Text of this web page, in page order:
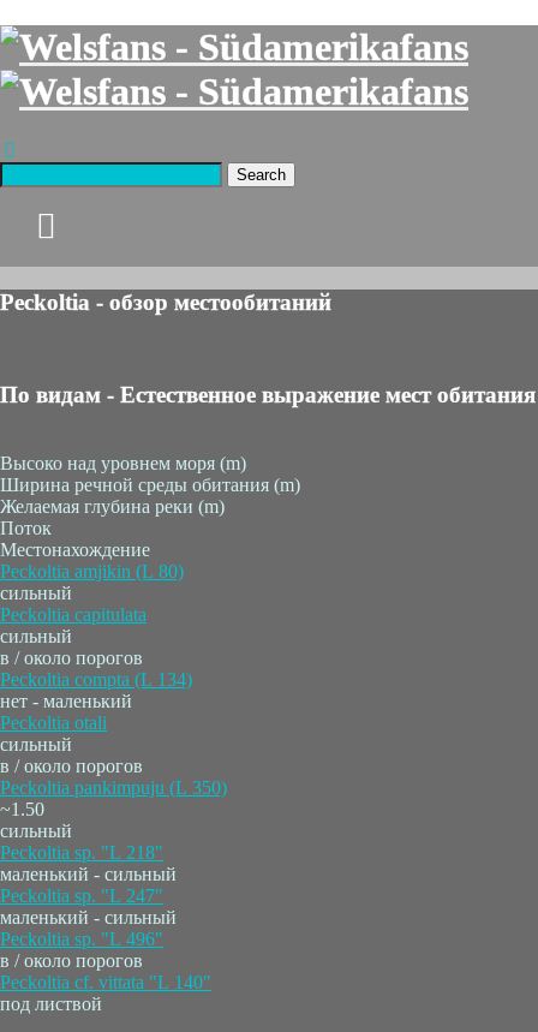
Search
Peckoltia - обзор местообитаний
По видам - Естественное выражение мест обитания
Высоко над уровнем моря (m)
Ширина речной среды обитания (m)
Желаемая глубина реки (m)
Поток
Местонахождение
Peckoltia amjikin (L 80)
сильный
Peckoltia capitulata
сильный
в / около порогов
Peckoltia compta (L 134)
нет - маленький
Peckoltia otali
сильный
в / около порогов
Peckoltia pankimpuju (L 350)
~1.50
сильный
Peckoltia sp. "L 218"
маленький - сильный
Peckoltia sp. "L 247"
маленький - сильный
Peckoltia sp. "L 496"
в / около порогов
Peckoltia cf. vittata "L 140"
под листвой